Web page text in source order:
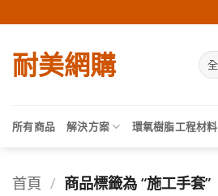
to
content
耐美網購
所有商品 解決方案 環氧樹脂工程材料
首頁 / 商品標籤為 “施工手套”